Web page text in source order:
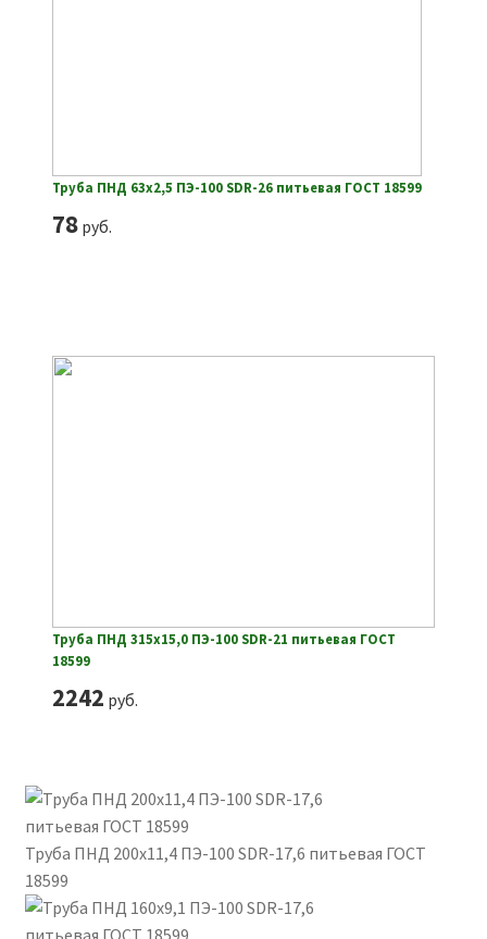
Труба ПНД 63х2,5 ПЭ-100 SDR-26 питьевая ГОСТ 18599
78руб.
Труба ПНД 315х15,0 ПЭ-100 SDR-21 питьевая ГОСТ
18599
2242 руб.
Труба ПНД 200х11,4 ПЭ-100 SDR-17,6 питьевая ГОСТ
18599